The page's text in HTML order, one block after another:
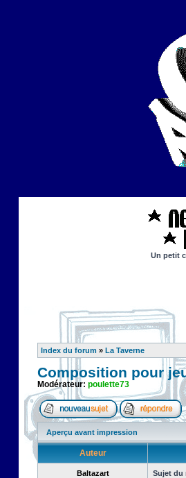
Un petit
Index du forum » La Taverne
Composition pour
Modérateur: poulette73
Aperçu avant impression
Auteur
Baltazart Sujet du